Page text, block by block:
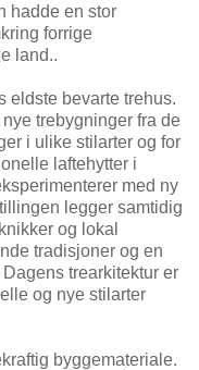
hadde en stor
forrige
land..
eldste bevarte trehus.
trebygninger fra de
i ulike stilarter og for
laftehytter i
med ny
legger samtidig
og lokal
tradisjoner og en
trearkitektur er
og nye stilarter
byggemateriale.